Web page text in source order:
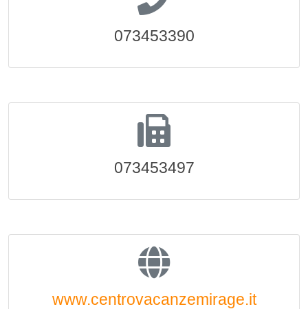
073453390
073453497
www.centrovacanzemirage.it